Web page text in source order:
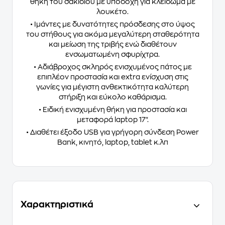
θήκη του σακιδίου με υποδοχή για κλείδωμα με
λουκέτο.
• Ιμάντες με δυνατότητες πρόσδεσης στο ύψος
του στήθους για ακόμα μεγαλύτερη σταθερότητα
και μείωση της τριβής ενώ διαθέτουν
ενσωματωμένη σφυρίχτρα.
• Αδιάβροχος σκληρός ενισχυμένος πάτος με
επιπλέον προστασία και extra ενίσχυση στις
γωνίες για μέγιστη ανθεκτικότητα καλύτερη
στήριξη και εύκολο καθάρισμα.
• Ειδική ενισχυμένη θήκη για προστασία και
μεταφορά laptop 17".
• Διαθέτει έξοδο USB για γρήγορη σύνδεση Power
Bank, κινητό, laptop, tablet κ.λπ
Χαρακτηριστικά